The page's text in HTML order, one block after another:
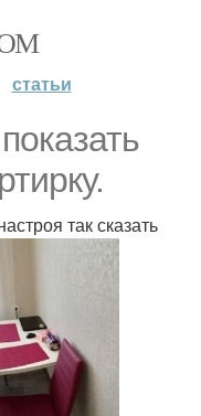
статьи
так сказать